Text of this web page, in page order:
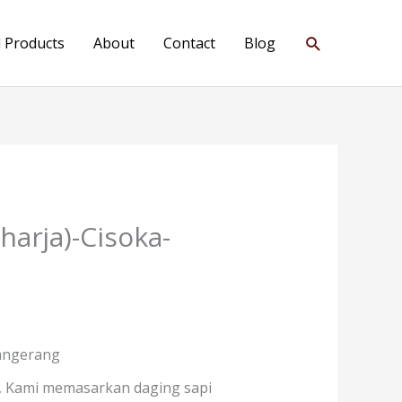
Products About Contact Blog Search
Cisoka-
memasarkan daging sapi